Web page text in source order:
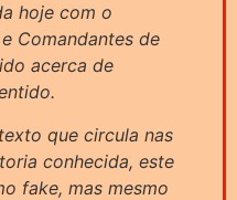
hoje com o
Comandantes de
acerca de
que circula nas
conhecida, este
fake, mas mesmo